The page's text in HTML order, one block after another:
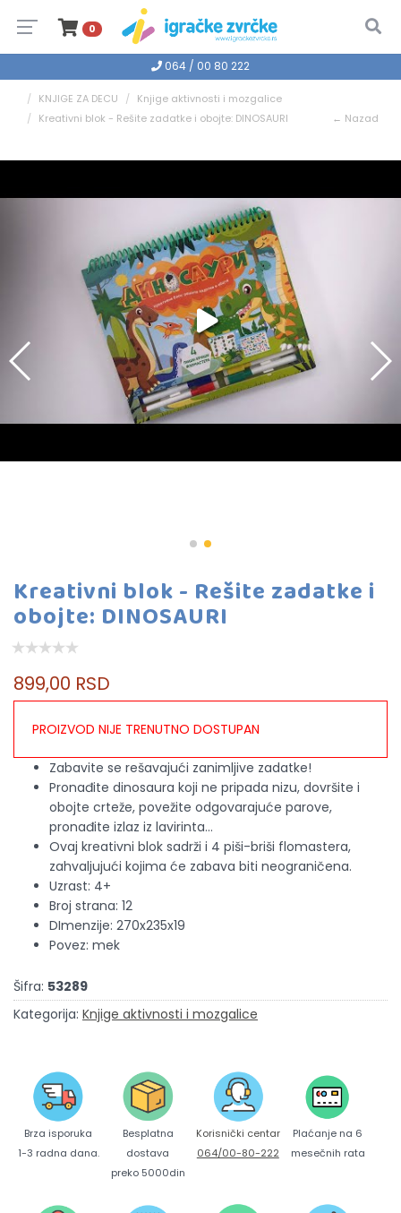
0
064 / 00 80 222
KNJIGE ZA DECU
Knjige aktivnosti i mozgalice
Kreativni blok - Rešite zadatke i obojte: DINOSAURI
← Nazad
Kreativni blok - Rešite zadatke i
obojte: DINOSAURI
899,00 RSD
PROIZVOD NIJE TRENUTNO DOSTUPAN
Zabavite se rešavajući zanimljive zadatke!
Pronađite dinosaura koji ne pripada nizu, dovršite i
obojte crteže, povežite odgovarajuće parove,
pronađite izlaz iz lavirinta…
Ovaj kreativni blok sadrži i 4 piši-briši flomastera,
zahvaljujući kojima će zabava biti neograničena.
Uzrast: 4+
Broj strana: 12
DImenzije: 270x235x19
Povez: mek
Šifra: 53289
Kategorija: Knjige aktivnosti i mozgalice
Brza isporuka
1-3 radna dana.
Besplatna
dostava
preko 5000din
Korisnički centar
064/00-80-222
Plaćanje na 6
mesečnih rata